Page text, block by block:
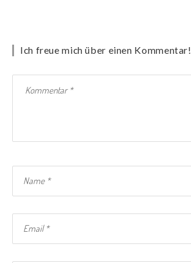
Ich freue mich über einen Kommentar!